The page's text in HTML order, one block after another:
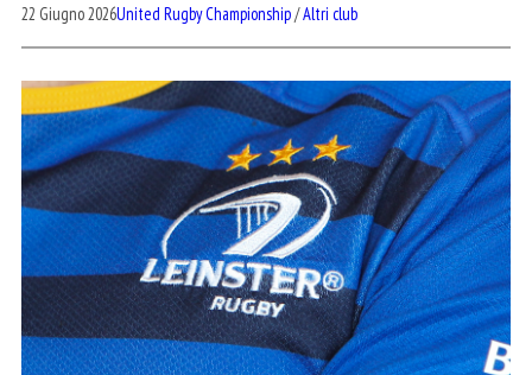
22 Giugno 2026United Rugby Championship/Altri club